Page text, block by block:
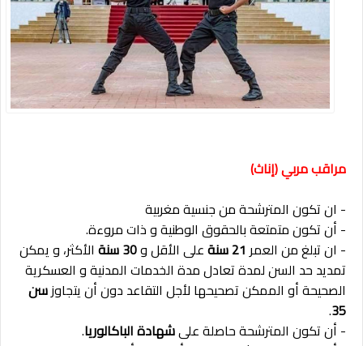
مراقب مربي (إناث)
- ان تكون المترشحة من جنسية مغربية
- أن تكون متمتعة بالحقوق الوطنية و ذات مروءة.
- ان تبلغ من العمر21 سنة على الأقل و
الأكثر، و يمكن
تمديد حد السن لمدة تعادل مدة الخدمات المدنية و العسكرية
الصحيحة أو الممكن تصحيحها لأجل التقاعد دون أن يتجاوزسن
35
.
- أن تكون المترشحة حاصلة علىشهادة الباكالوريا.